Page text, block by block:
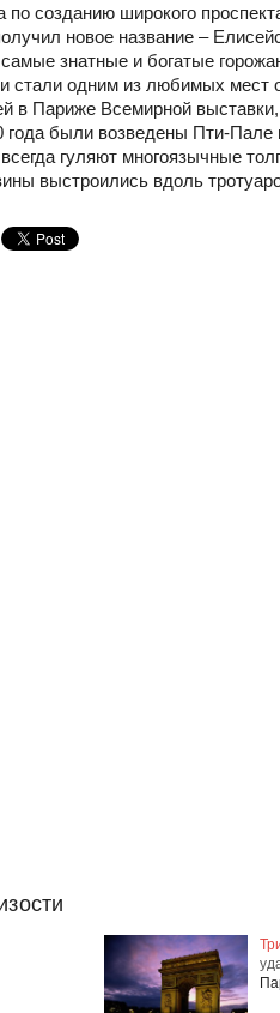
созданию широкого
новое название –
знатные и богатые
стали одним из любимых мест
в Париже Всемирной
были возведены Пти-
всегда гуляют многоязычные
выстроились вдоль